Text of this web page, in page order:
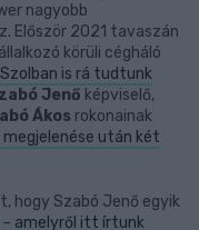
nagyobb
Először 2021 tavaszán
körüli cégháló
is rá tudtunk
Jenő képviselő,
Ákos rokonainak
megjelenése után két
hogy Szabó Jenő egyik
amelyről itt írtunk